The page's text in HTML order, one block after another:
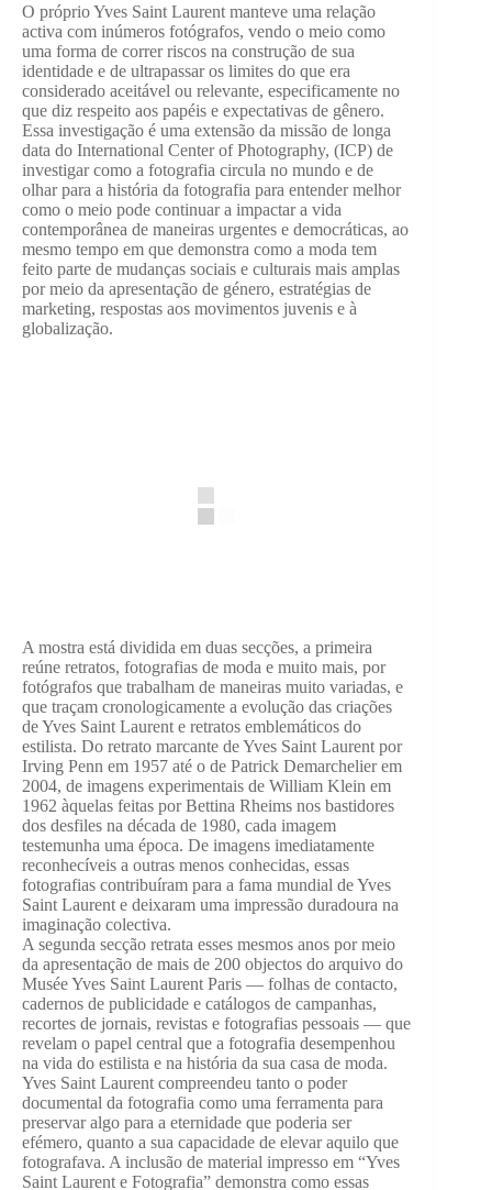
O próprio Yves Saint Laurent manteve uma relação
activa com inúmeros fotógrafos, vendo o meio como
uma forma de correr riscos na construção de sua
identidade e de ultrapassar os limites do que era
considerado aceitável ou relevante, especificamente no
que diz respeito aos papéis e expectativas de gênero.
Essa investigação é uma extensão da missão de longa
data do International Center of Photography, (ICP) de
investigar como a fotografia circula no mundo e de
olhar para a história da fotografia para entender melhor
como o meio pode continuar a impactar a vida
contemporânea de maneiras urgentes e democráticas, ao
mesmo tempo em que demonstra como a moda tem
feito parte de mudanças sociais e culturais mais amplas
por meio da apresentação de género, estratégias de
marketing, respostas aos movimentos juvenis e à
globalização.
A mostra está dividida em duas secções, a primeira
reúne retratos, fotografias de moda e muito mais, por
fotógrafos que trabalham de maneiras muito variadas, e
que traçam cronologicamente a evolução das criações
de Yves Saint Laurent e retratos emblemáticos do
estilista. Do retrato marcante de Yves Saint Laurent por
Irving Penn em 1957 até o de Patrick Demarchelier em
2004, de imagens experimentais de William Klein em
1962 àquelas feitas por Bettina Rheims nos bastidores
dos desfiles na década de 1980, cada imagem
testemunha uma época. De imagens imediatamente
reconhecíveis a outras menos conhecidas, essas
fotografias contribuíram para a fama mundial de Yves
Saint Laurent e deixaram uma impressão duradoura na
imaginação colectiva.
A segunda secção retrata esses mesmos anos por meio
da apresentação de mais de 200 objectos do arquivo do
Musée Yves Saint Laurent Paris — folhas de contacto,
cadernos de publicidade e catálogos de campanhas,
recortes de jornais, revistas e fotografias pessoais — que
revelam o papel central que a fotografia desempenhou
na vida do estilista e na história da sua casa de moda.
Yves Saint Laurent compreendeu tanto o poder
documental da fotografia como uma ferramenta para
preservar algo para a eternidade que poderia ser
efémero, quanto a sua capacidade de elevar aquilo que
fotografava. A inclusão de material impresso em “Yves
Saint Laurent e Fotografia” demonstra como essas